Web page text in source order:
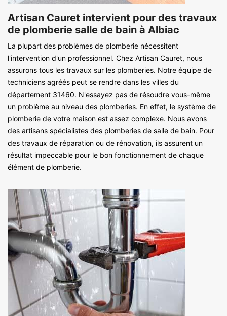
Artisan Cauret intervient pour des travaux
de plomberie salle de bain à Albiac
La plupart des problèmes de plomberie nécessitent
l'intervention d'un professionnel. Chez Artisan Cauret, nous
assurons tous les travaux sur les plomberies. Notre équipe de
techniciens agréés peut se rendre dans les villes du
département 31460. N'essayez pas de résoudre vous-même
un problème au niveau des plomberies. En effet, le système de
plomberie de votre maison est assez complexe. Nous avons
des artisans spécialistes des plomberies de salle de bain. Pour
des travaux de réparation ou de rénovation, ils assurent un
résultat impeccable pour le bon fonctionnement de chaque
élément de plomberie.